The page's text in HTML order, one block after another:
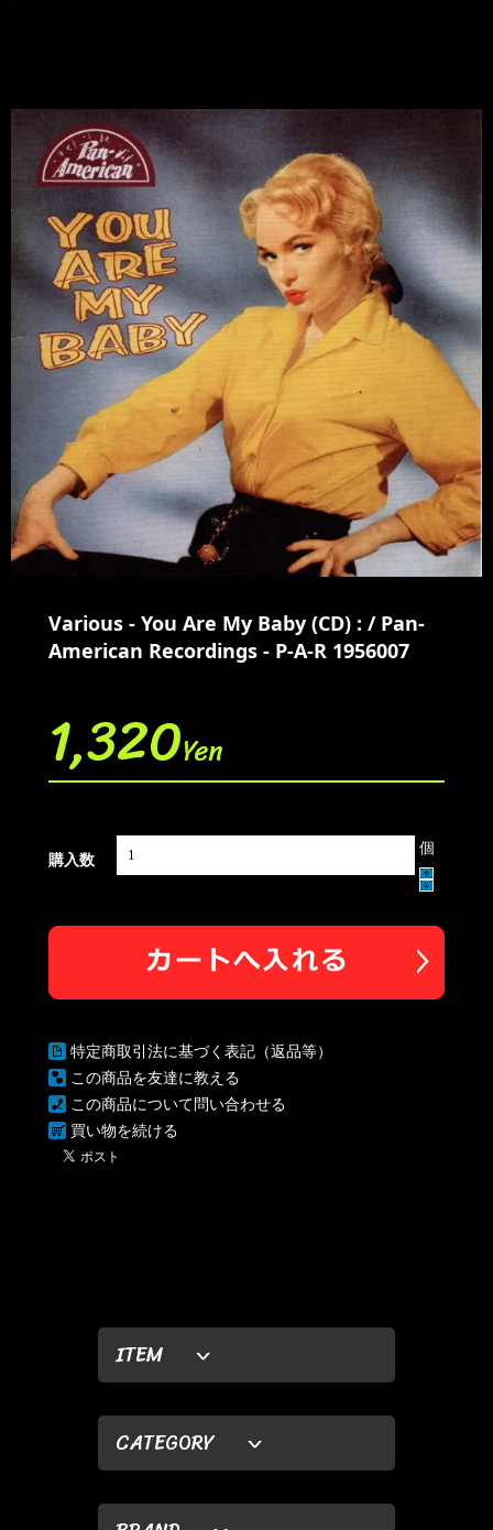
ITEM
CATEGORY
Various - You Are My Baby (CD) : / Pan-
American Recordings - P-A-R 1956007
1,320Yen
購入数
個
特定商取引法に基づく表記（返品等）
この商品を友達に教える
この商品について問い合わせる
買い物を続ける